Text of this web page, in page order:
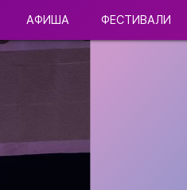
АФИША ФЕСТИВАЛИ